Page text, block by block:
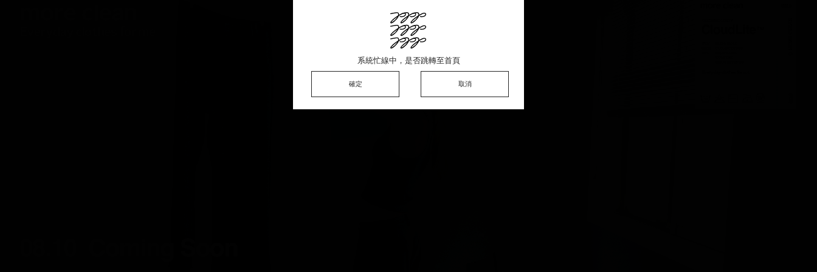
此商品銷售一空 ♡ 感謝熱烈支持
系統忙線中，是否跳轉至首頁
確定 取消
系統忙線中，是否跳轉至首頁
確定 取消
系統忙線中，是否跳轉至首頁
確定 取消